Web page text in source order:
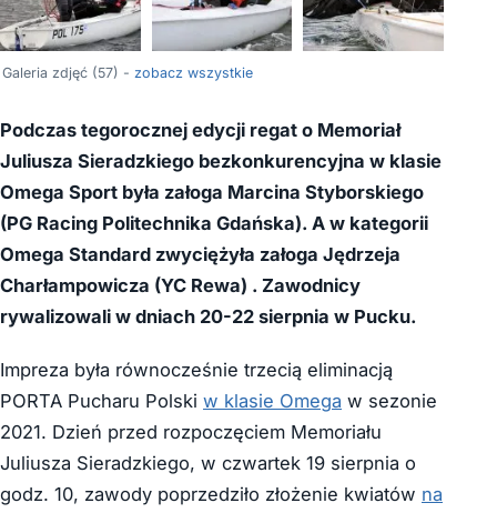
Galeria zdjęć (57) - zobacz wszystkie
Podczas tegorocznej edycji regat o Memoriał
Juliusza Sieradzkiego bezkonkurencyjna w klasie
Omega Sport była załoga Marcina Styborskiego
(PG Racing Politechnika Gdańska). A w kategorii
Omega Standard zwyciężyła załoga Jędrzeja
Charłampowicza (YC Rewa) . Zawodnicy
rywalizowali w dniach 20-22 sierpnia w Pucku.
Impreza była równocześnie trzecią eliminacją
PORTA Pucharu Polski w klasie Omega w sezonie
2021. Dzień przed rozpoczęciem Memoriału
Juliusza Sieradzkiego, w czwartek 19 sierpnia o
godz. 10, zawody poprzedziło złożenie kwiatów na